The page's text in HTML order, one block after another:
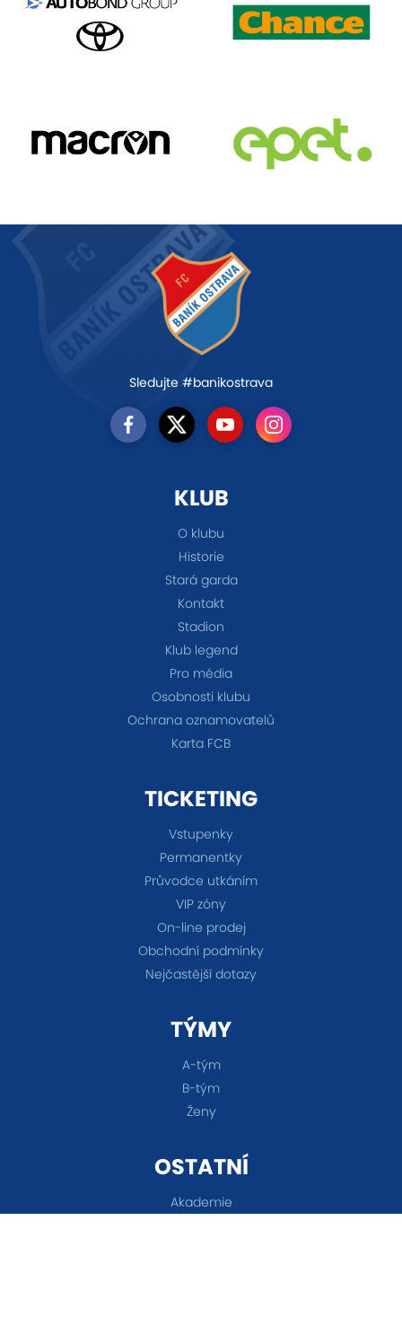
Sledujte #banikostrava
KLUB
O klubu
Historie
Stará garda
Kontakt
Stadion
Klub legend
Pro média
Osobnosti klubu
Ochrana oznamovatelů
Karta FCB
TICKETING
Vstupenky
Permanentky
Průvodce utkáním
VIP zóny
On-line prodej
Obchodní podmínky
Nejčastější dotazy
TÝMY
A-tým
B-tým
Ženy
OSTATNÍ
Akademie